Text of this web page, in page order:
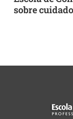
sobre